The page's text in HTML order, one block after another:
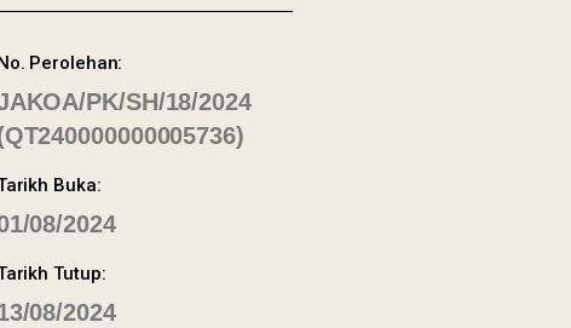
Perolehan:
PK/SH/18/2024
Buka:
08/2024
Tutup:
08/2024
2024 08:19
menggunakan browser versi terkini dengan